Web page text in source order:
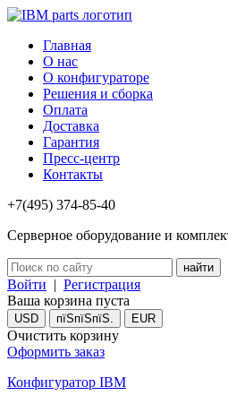
Главная
О нас
О конфигураторе
Решения и сборка
Оплата
Доставка
Гарантия
Пресс-центр
Контакты
+7(495) 374-85-40
Серверное оборудование и
Войти | Регистрация
Ваша корзина пуста
USD пїЅпїЅпїЅ. EUR
Очистить корзину
Оформить заказ
Конфигуратор IBM